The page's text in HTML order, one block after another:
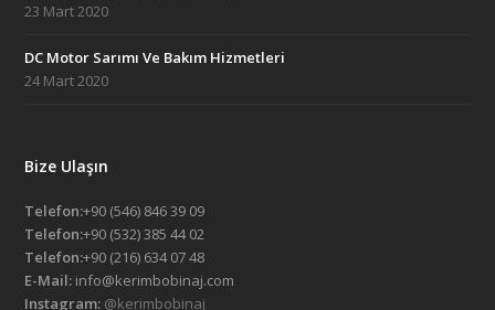
23 Mart 2020
DC Motor Sarımı Ve Bakım Hizmetleri
24 Mart 2020
Bize Ulaşın
Telefon:+90 (546) 846 39 09
Telefon:+90 (532) 385 44 02
Telefon:+90 (216) 634 07 48
E-Mail: info@kerimbobinaj.com
Instagram: @kerimbobinaj